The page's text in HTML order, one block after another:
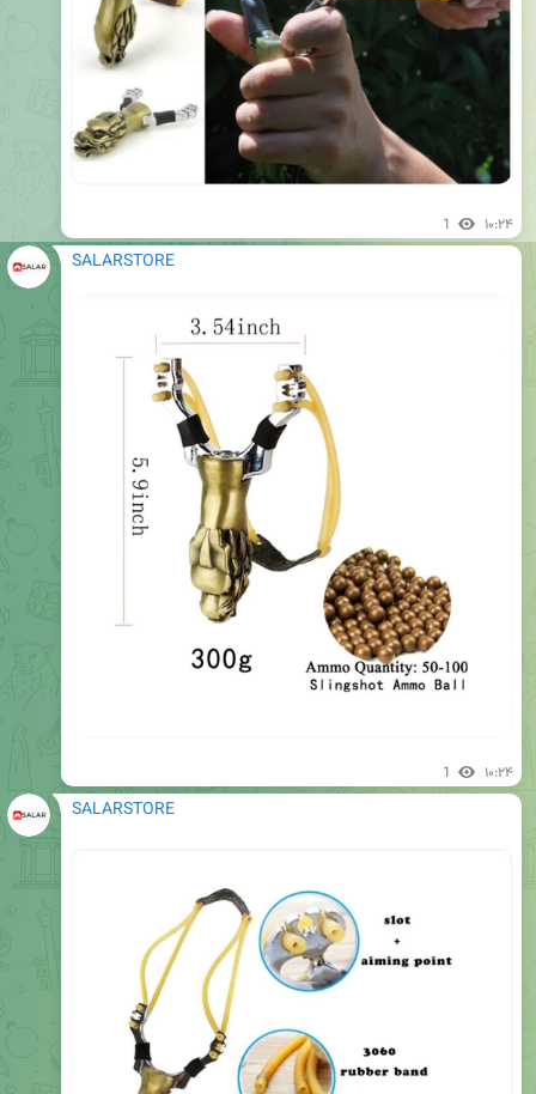
1 ۱۰:۲۴
SALARSTORE
1 ۱۰:۲۴
SALARSTORE